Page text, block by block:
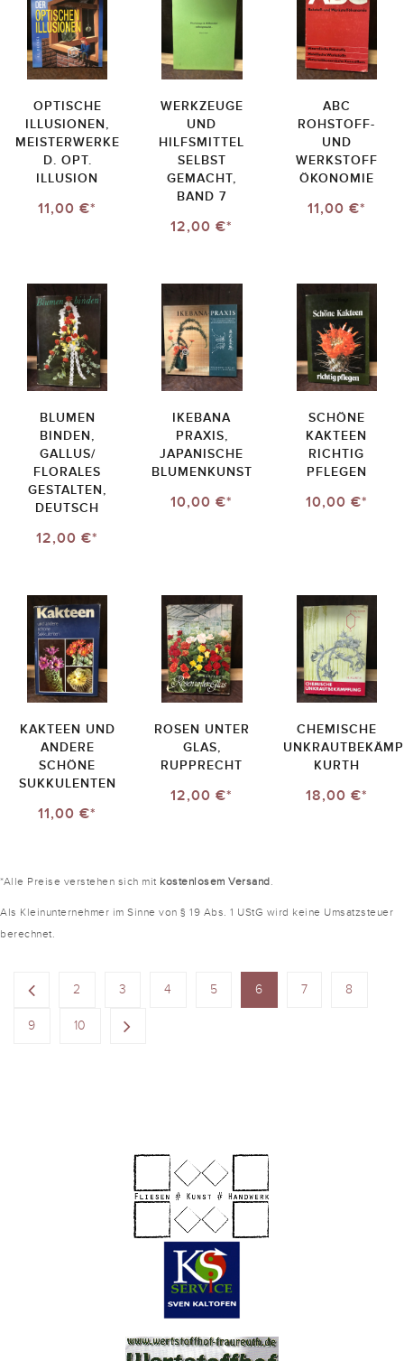
OPTISCHE
ILLUSIONEN,
MEISTERWERKE
D. OPT.
ILLUSION
11,00 €*
WERKZEUGE
UND
HILFSMITTEL
SELBST
GEMACHT,
BAND 7
12,00 €*
ABC
ROHSTOFF-
UND
WERKSTOFF
ÖKONOMIE
11,00 €*
BLUMEN
BINDEN,
GALLUS/
FLORALES
GESTALTEN,
DEUTSCH
12,00 €*
IKEBANA
PRAXIS,
JAPANISCHE
BLUMENKUNST
10,00 €*
SCHÖNE
KAKTEEN
RICHTIG
PFLEGEN
10,00 €*
KAKTEEN UND
ANDERE
SCHÖNE
SUKKULENTEN
11,00 €*
ROSEN UNTER
GLAS,
RUPPRECHT
12,00 €*
CHEMISCHE
KURTH
18,00 €*
*Alle Preise verstehen sich mit kostenlosem Versand.
Als Kleinunternehmer im Sinne von § 19 Abs. 1 UStG wird keine Umsatzsteuer
berechnet.
2 3 4 5 6 7 8
9 10